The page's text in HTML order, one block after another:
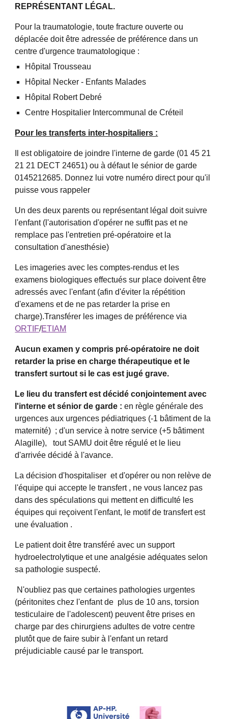
REPRÉSENTANT LÉGAL.
Pour la traumatologie, toute fracture ouverte ou
déplacée doit être adressée de préférence dans un
centre d'urgence traumatologique :
Hôpital Trousseau
Hôpital Necker - Enfants Malades
Hôpital Robert Debré
Centre Hospitalier Intercommunal de Créteil
Pour les transferts inter-hospitaliers :
Il est obligatoire de joindre l'interne de garde (01 45 21
21 21 DECT 24651) ou à défaut le sénior de garde
0145212685. Donnez lui votre numéro direct pour qu'il
puisse vous rappeler
Un des deux parents ou représentant légal doit suivre
l'enfant (l'autorisation d'opérer ne suffit pas et ne
remplace pas l'entretien pré-opératoire et la
consultation d'anesthésie)
Les imageries avec les comptes-rendus et les
examens biologiques effectués sur place doivent être
adressés avec l'enfant (afin d'éviter la répétition
d'examens et de ne pas retarder la prise en
ORTIF/ETIAM
Aucun examen y compris pré-opératoire ne doit
retarder la prise en charge thérapeutique et le
transfert surtout si le cas est jugé grave.
Le lieu du transfert est décidé conjointement avec
l'interne et sénior de garde : en règle générale des
urgences aux urgences pédiatriques (-1 bâtiment de la
maternité)  ; d'un service à notre service (+5 bâtiment
Alagille),   tout SAMU doit être régulé et le lieu
d'arrivée décidé à l'avance.
La décision d'hospitaliser  et d'opérer ou non relève de
l'équipe qui accepte le transfert , ne vous lancez pas
dans des spéculations qui mettent en difficulté les
équipes qui reçoivent l'enfant, le motif de transfert est
une évaluation .
Le patient doit être transféré avec un support
hydroelectrolytique et une analgésie adéquates selon
sa pathologie suspecté.
N'oubliez pas que certaines pathologies urgentes
(péritonites chez l'enfant de  plus de 10 ans, torsion
testiculaire de l'adolescent) peuvent être prises en
charge par des chirurgiens adultes de votre centre
plutôt que de faire subir à l'enfant un retard
préjudiciable causé par le transport.